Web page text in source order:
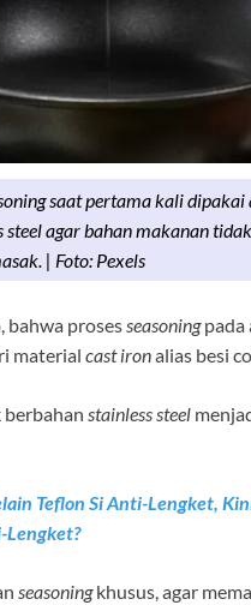
saat pertama kali dipakai
agar bahan makanan
| Foto: Pexels
bahwa prosesseasoningpada
material cast ironalias besi
berbahan stainless steel
Teflon Si Anti-Lengket,
Lengket?
seasoningkhusus, agar